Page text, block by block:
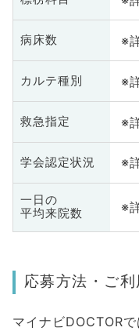
病床数 ※
カルテ種別 ※
救急指定 ※
学会認定状況 ※
一日の
平均来院数
※
応募方法・ご
マイナビDOCTOR